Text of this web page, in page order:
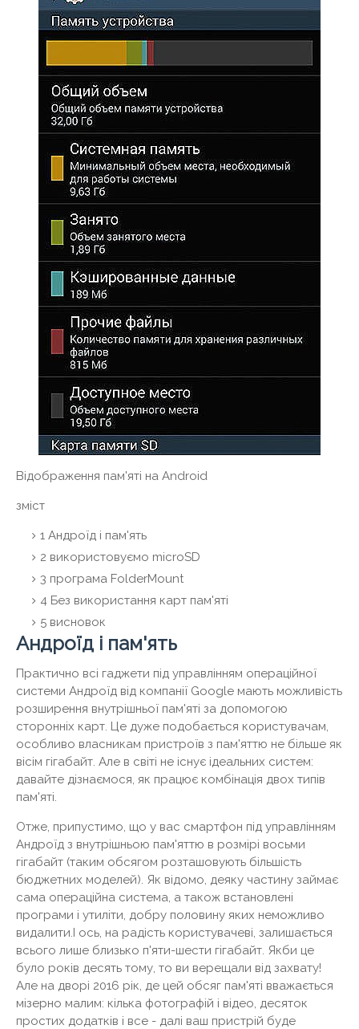
Відображення пам'яті на Android
зміст
1 Андроїд і пам'ять
2 використовуємо microSD
3 програма FolderMount
4 Без використання карт пам'яті
5 висновок
Андроїд і пам'ять
Практично всі гаджети під управлінням операційної
системи Андроїд від компанії Google мають можливість
розширення внутрішньої пам'яті за допомогою
сторонніх карт. Це дуже подобається користувачам,
особливо власникам пристроїв з пам'яттю не більше як
вісім гігабайт. Але в світі не існує ідеальних систем:
давайте дізнаємося, як працює комбінація двох типів
пам'яті.
Отже, припустимо, що у вас смартфон під управлінням
Андроїд з внутрішньою пам'яттю в розмірі восьми
гігабайт (таким обсягом розташовують більшість
бюджетних моделей). Як відомо, деяку частину займає
сама операційна система, а також встановлені
програми і утиліти, добру половину яких неможливо
видалити.І ось, на радість користувачеві, залишається
всього лише близько п'яти-шести гігабайт. Якби це
було років десять тому, то ви верещали від захвату!
Але на дворі 2016 рік, де цей обсяг пам'яті вважається
мізерно малим: кілька фотографій і відео, десяток
простих додатків і все - далі ваш пристрій буде